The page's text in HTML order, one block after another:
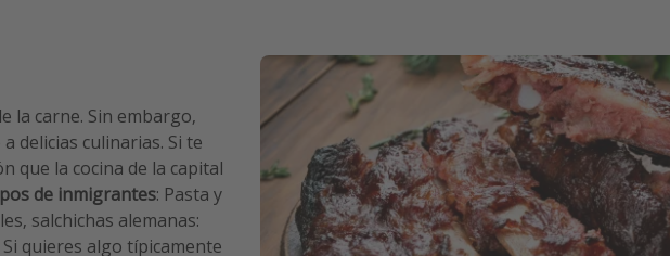
la carne. Sin embargo,
delicias culinarias. Si te
que la cocina de la capital
de inmigrantes: Pasta y
salchichas alemanas:
quieres algo típicamente